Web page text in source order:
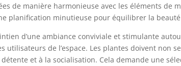
de manière harmonieuse avec les éléments de
planification minutieuse pour équilibrer la
d’une ambiance conviviale et stimulante
utilisateurs de l’espace. Les plantes doivent non
et à la socialisation. Cela demande une